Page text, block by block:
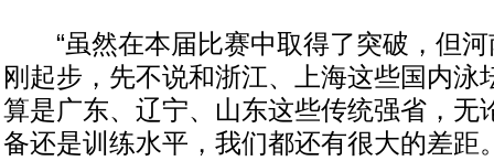
“虽然在本届比赛中取得了突破，但河
刚起步，先不说和浙江、上海这些国内泳
算是广东、辽宁、山东这些传统强省，无
备还是训练水平，我们都还有很大的差距